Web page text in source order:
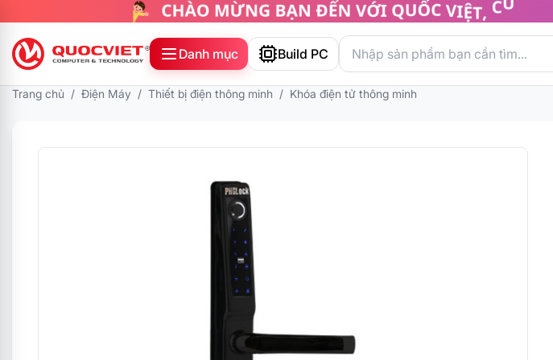
Danh mục Build PC
Trang chủ / Điện Máy / Thiết bị điện thông minh / Khóa điện tử thông minh